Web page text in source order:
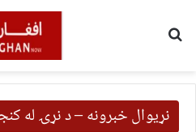
نړیوال خبرونه – د نړۍ له